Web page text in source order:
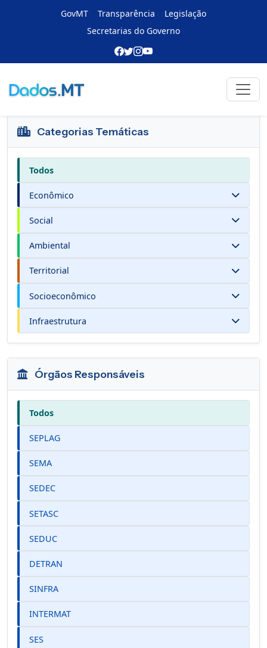
GovMT Transparência
Legislação
Secretarias do Governo
Categorias Temáticas
Todos
Econômico
Social
Ambiental
Territorial
Socioeconômico
Infraestrutura
Órgãos Responsáveis
Todos
SEPLAG
SEMA
SEDEC
SETASC
SEDUC
DETRAN
SINFRA
INTERMAT
SES